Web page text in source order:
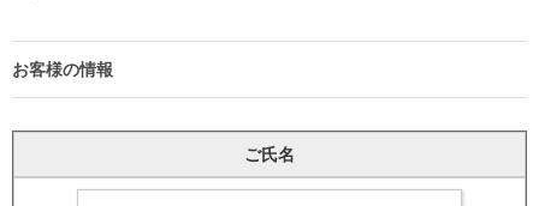
お客様の情報
ご氏名